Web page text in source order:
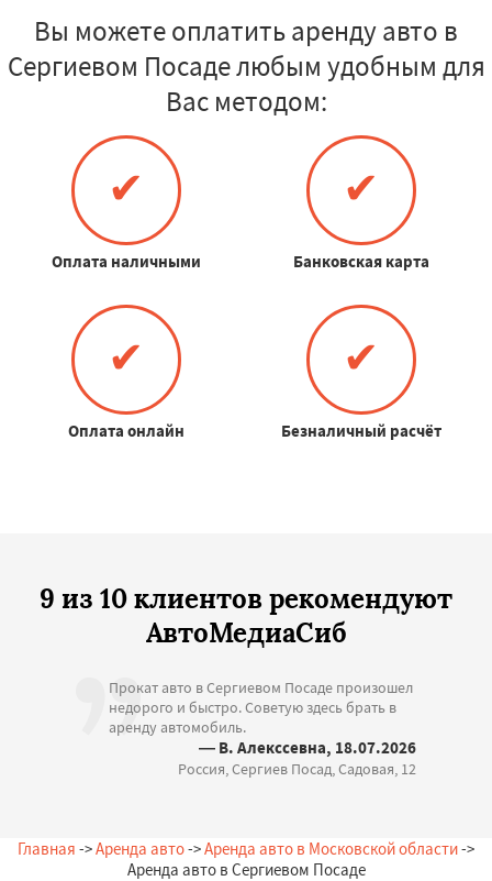
Вы можете оплатить аренду авто в
Сергиевом Посаде любым удобным для
Вас методом:
✔
Оплата наличными
✔
Банковская карта
✔
Оплата онлайн
✔
Безналичный расчёт
9 из 10 клиентов рекомендуют
АвтоМедиаСиб
Прокат авто в Сергиевом Посаде произошел
недорого и быстро. Советую здесь брать в
аренду автомобиль.
— В. Алекссевна, 18.07.2026
Россия, Сергиев Посад, Садовая, 12
Главная ->Аренда авто->Аренда авто в Московской области->
Аренда авто в Сергиевом Посаде